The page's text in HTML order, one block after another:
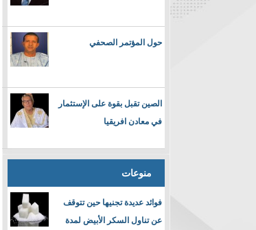
حول المؤتمر الصحفي
الصين تقبل بقوة على الإستثمار
في معادن افريقيا
منوعات
فوائد عديدة تجنيها حين تتوقف
عن تناول السكر الأبيض لمدة